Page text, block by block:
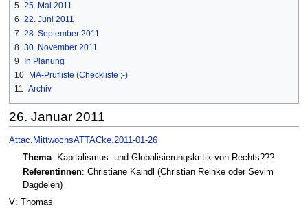
5 25. Mai 2011
6 22. Juni 2011
7 28. September 2011
8 30. November 2011
9
In Planung
10
MA-Prüfliste (Checkliste ;-)
11 Archiv
26. Januar 2011
Attac.MittwochsATTACke.2011-01-26
Thema: Kapitalismus- und Globalisierungskritik von Rechts???
Referentinnen: Christiane Kaindl (Christian Reinke oder Sevim
Dagdelen)
V: Thomas